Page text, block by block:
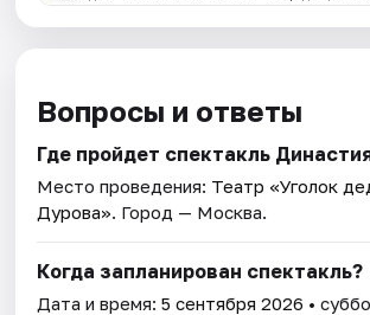
Вопросы и ответы
Где пройдет спектакль
Место проведения: Театр «Уголок
Дурова». Город — Москва.
Когда запланирован спектакль?
Дата и время:5 сентября 2026 •